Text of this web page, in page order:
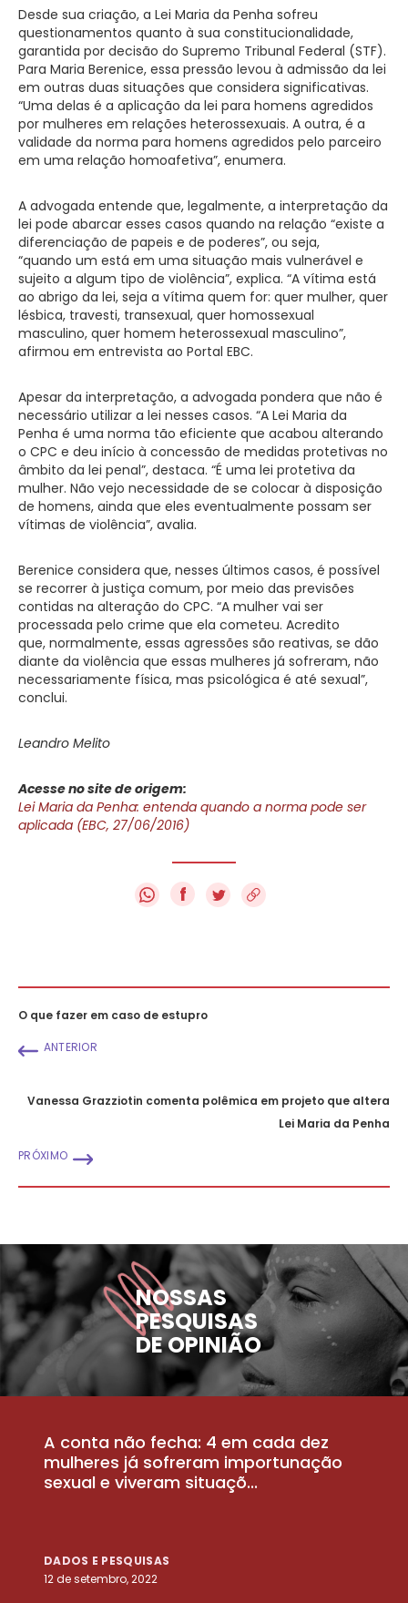
Desde sua criação, a Lei Maria da Penha sofreu
questionamentos quanto à sua constitucionalidade,
garantida por decisão do Supremo Tribunal Federal (STF).
Para Maria Berenice, essa pressão levou à admissão da lei
em outras duas situações que considera significativas.
“Uma delas é a aplicação da lei para homens agredidos
por mulheres em relações heterossexuais. A outra, é a
validade da norma para homens agredidos pelo parceiro
em uma relação homoafetiva”, enumera.
A advogada entende que, legalmente, a interpretação da
lei pode abarcar esses casos quando na relação “existe a
diferenciação de papeis e de poderes”, ou seja,
“quando um está em uma situação mais vulnerável e
sujeito a algum tipo de violência”, explica. “A vítima está
ao abrigo da lei, seja a vítima quem for: quer mulher, quer
lésbica, travesti, transexual, quer homossexual
masculino, quer homem heterossexual masculino”,
afirmou em entrevista ao Portal EBC.
Apesar da interpretação, a advogada pondera que não é
necessário utilizar a lei nesses casos. “A Lei Maria da
Penha é uma norma tão eficiente que acabou alterando
o CPC e deu início à concessão de medidas protetivas no
âmbito da lei penal”, destaca. “É uma lei protetiva da
mulher. Não vejo necessidade de se colocar à disposição
de homens, ainda que eles eventualmente possam ser
vítimas de violência”, avalia.
Berenice considera que, nesses últimos casos, é possível
se recorrer à justiça comum, por meio das previsões
contidas na alteração do CPC. “A mulher vai ser
processada pelo crime que ela cometeu. Acredito
que, normalmente, essas agressões são reativas, se dão
diante da violência que essas mulheres já sofreram, não
necessariamente física, mas psicológica é até sexual”,
conclui.
Leandro Melito
Acesse no site de origem:
Lei Maria da Penha: entenda quando a norma pode ser
aplicada (EBC, 27/06/2016)
f
O que fazer em caso de estupro
ANTERIOR
Vanessa Grazziotin comenta polêmica em projeto que altera
Lei Maria da Penha
PRÓXIMO
NOSSAS
PESQUISAS
DE OPINIÃO
A conta não fecha: 4 em cada dez
mulheres já sofreram importunação
sexual e viveram situaçõ...
DADOS E PESQUISAS
12 de setembro, 2022